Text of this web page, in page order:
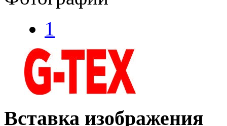
1
Вставка изображения